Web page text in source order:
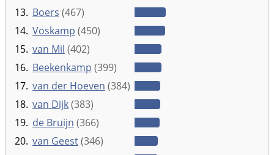
13. Boers (467)
14. Voskamp (450)
15. van Mil (402)
16. Beekenkamp (399)
17. van der Hoeven (384)
18. van Dijk(383)
19. de Bruijn (366)
20. van Geest(346)